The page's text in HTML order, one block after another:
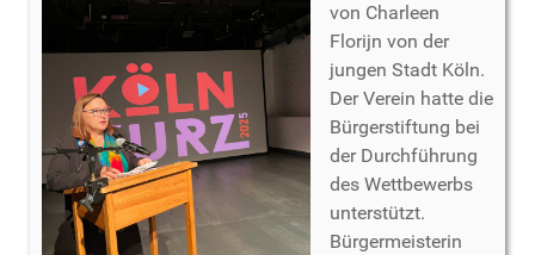
von Charleen
Florijn von der
jungen Stadt Köln.
Der Verein hatte die
Bürgerstiftung bei
der Durchführung
des Wettbewerbs
unterstützt.
Bürgermeisterin